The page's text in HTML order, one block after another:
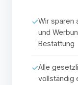
Wir sparen
und
Bestattung
Alle
vollständig